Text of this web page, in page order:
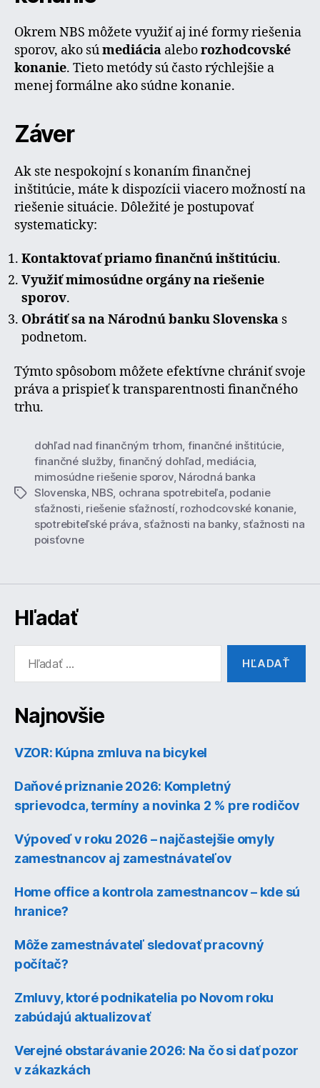
Okrem NBS môžete využiť aj iné formy riešenia
sporov, ako súmediácia aleborozhodcovské
konanie. Tieto metódy sú často rýchlejšie a
menej formálne ako súdne konanie.
Záver
Ak ste nespokojní s konaním finančnej
inštitúcie, máte k dispozícii viacero možností na
riešenie situácie. Dôležité je postupovať
systematicky:
Kontaktovať priamo finančnú inštitúciu.
Využiť mimosúdne orgány na riešenie
sporov.
Obrátiť sa na Národnú banku Slovenska s
podnetom.
Týmto spôsobom môžete efektívne chrániť svoje
práva a prispieť k transparentnosti finančného
trhu.
Značky
dohľad nad finančným trhom, finančné inštitúcie,
finančné služby, finančný dohľad, mediácia,
mimosúdne riešenie sporov, Národná banka
Slovenska, NBS, ochrana spotrebiteľa, podanie
sťažnosti, riešenie sťažností, rozhodcovské konanie,
spotrebiteľské práva, sťažnosti na banky, sťažnosti na
poisťovne
Hľadať
Najnovšie
VZOR: Kúpna zmluva na bicykel
Daňové priznanie 2026: Kompletný
sprievodca, termíny a novinka 2 % pre rodičov
Výpoveď v roku 2026 – najčastejšie omyly
zamestnancov aj zamestnávateľov
Home office a kontrola zamestnancov – kde sú
hranice?
Môže zamestnávateľ sledovať pracovný
počítač?
Zmluvy, ktoré podnikatelia po Novom roku
zabúdajú aktualizovať
Verejné obstarávanie 2026: Na čo si dať pozor
v zákazkách